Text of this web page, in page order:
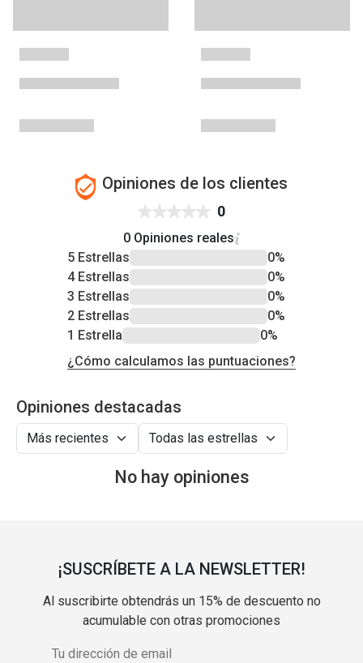
Opiniones de los clientes
0
0 Opiniones reales
5 Estrellas
0%
4 Estrellas
0%
3 Estrellas
0%
2 Estrellas
0%
1 Estrella
0%
¿Cómo calculamos las puntuaciones?
Opiniones destacadas
No hay opiniones
¡SUSCRÍBETE A LA NEWSLETTER!
Al suscribirte obtendrás un 15% de descuento no
acumulable con otras promociones